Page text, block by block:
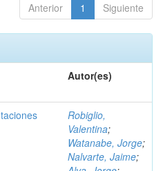
Anterior 1 Siguiente
Autor(es)
Robiglio,
Valentina;
Watanabe, Jorge;
Nalvarte, Jaime;